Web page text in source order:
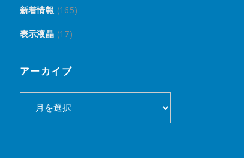
新着情報 (165)
表示液晶 (17)
アーカイブ
イ